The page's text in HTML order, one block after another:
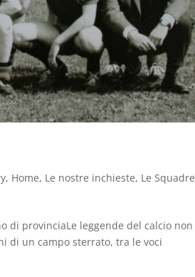
, Home, Le nostre inchieste, Le Squadre
di provinciaLe leggende del calcio non
di un campo sterrato, tra le voci